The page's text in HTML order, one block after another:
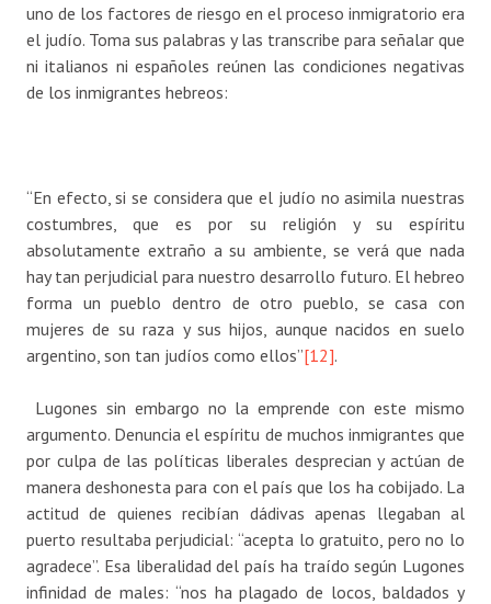
uno de los factores de riesgo en el proceso inmigratorio era
el judío. Toma sus palabras y las transcribe para señalar que
ni italianos ni españoles reúnen las condiciones negativas
de los inmigrantes hebreos:
“En efecto, si se considera que el judío no asimila nuestras
costumbres, que es por su religión y su espíritu
absolutamente extraño a su ambiente, se verá que nada
hay tan perjudicial para nuestro desarrollo futuro. El hebreo
forma un pueblo dentro de otro pueblo, se casa con
mujeres de su raza y sus hijos, aunque nacidos en suelo
argentino, son tan judíos como ellos”[12].
Lugones sin embargo no la emprende con este mismo
argumento. Denuncia el espíritu de muchos inmigrantes que
por culpa de las políticas liberales desprecian y actúan de
manera deshonesta para con el país que los ha cobijado. La
actitud de quienes recibían dádivas apenas llegaban al
puerto resultaba perjudicial: “acepta lo gratuito, pero no lo
agradece”. Esa liberalidad del país ha traído según Lugones
infinidad de males: “nos ha plagado de locos, baldados y